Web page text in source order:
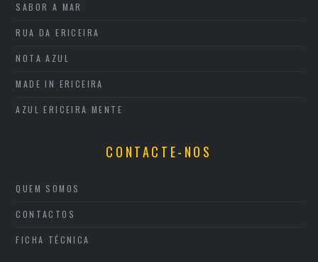
SABOR A MAR
RUA DA ERICEIRA
NOTA AZUL
MADE IN ERICEIRA
AZUL ERICEIRA MENTE
CONTACTE-NOS
QUEM SOMOS
CONTACTOS
FICHA TÉCNICA